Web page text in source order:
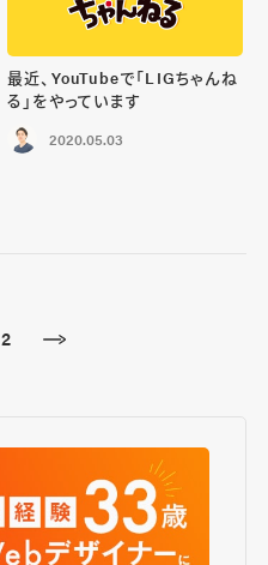
最近、YouTubeで「LIGちゃんね
る」をやっています
2020.05.03
2